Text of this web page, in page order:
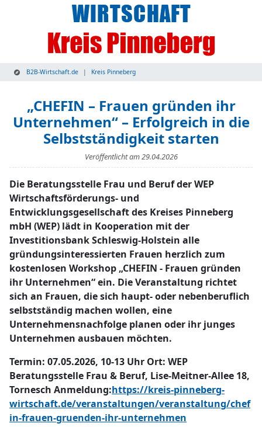
B2B-Wirtschaft.de Kreis Pinneberg
„CHEFIN – Frauen gründen ihr
Unternehmen“ – Erfolgreich in die
Selbstständigkeit starten
Veröffentlicht am29.04.2026
Die Beratungsstelle Frau und Beruf der WEP
Wirtschaftsförderungs- und
Entwicklungsgesellschaft des Kreises Pinneberg
mbH (WEP) lädt in Kooperation mit der
Investitionsbank Schleswig-Holstein alle
gründungsinteressierten Frauen herzlich zum
kostenlosen Workshop „CHEFIN - Frauen gründen
ihr Unternehmen“ ein. Die Veranstaltung richtet
sich an Frauen, die sich haupt- oder nebenberuflich
selbstständig machen wollen, eine
Unternehmensnachfolge planen oder ihr junges
Unternehmen ausbauen möchten.
Termin: 07.05.2026, 10-13 Uhr Ort: WEP
Beratungsstelle Frau & Beruf, Lise-Meitner-Allee 18,
Tornesch Anmeldung:https://kreis-pinneberg-
wirtschaft.de/veranstaltungen/veranstaltung/chef
in-frauen-gruenden-ihr-unternehmen